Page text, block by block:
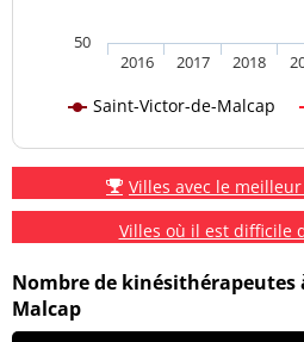
Saint-Victor-de-Malcap
2016 2017 2018
50
Villes avec le
Villes où il est difficile
Nombre de kinésithérapeutes
Malcap